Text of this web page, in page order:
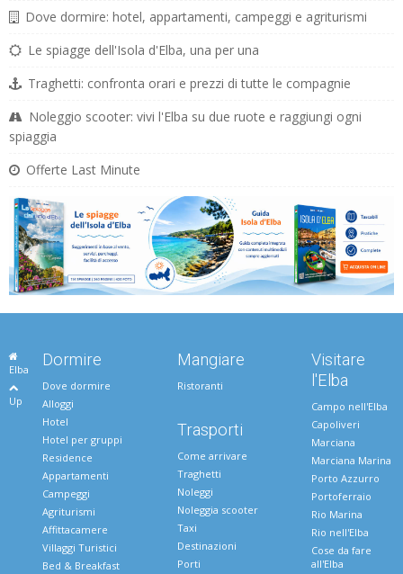
Dove dormire: hotel, appartamenti, campeggi e agriturismi
Le spiagge dell'Isola d'Elba, una per una
Traghetti: confronta orari e prezzi di tutte le compagnie
Noleggio scooter: vivi l'Elba su due ruote e raggiungi ogni
spiaggia
Offerte Last Minute
Elba
Up
Dormire
Dove dormire
Alloggi
Hotel
Hotel per gruppi
Residence
Appartamenti
Campeggi
Agriturismi
Affittacamere
Villaggi Turistici
Bed & Breakfast
Mangiare
Ristoranti
Trasporti
Come arrivare
Traghetti
Noleggi
Noleggia scooter
Taxi
Destinazioni
Porti
Visitare
l'Elba
Campo nell'Elba
Capoliveri
Marciana
Marciana Marina
Porto Azzurro
Portoferraio
Rio Marina
Rio nell'Elba
Cose da fare
all'Elba